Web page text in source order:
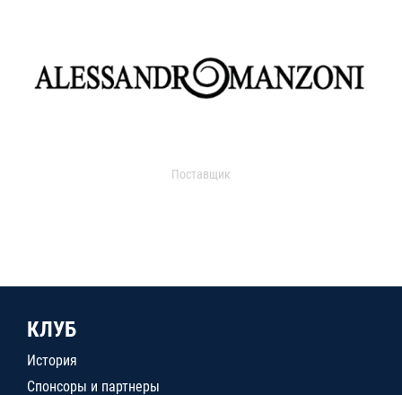
Поставщик
КЛУБ
История
Спонсоры и партнеры